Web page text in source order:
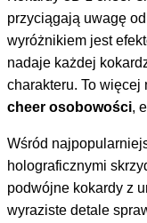
przyciągają uwagę
wyróżnikiem jest
nadaje każdej
charakteru. To więcej
cheer osobowości,
Wśród
holograficznymi
podwójne kokardy z
wyraziste detale